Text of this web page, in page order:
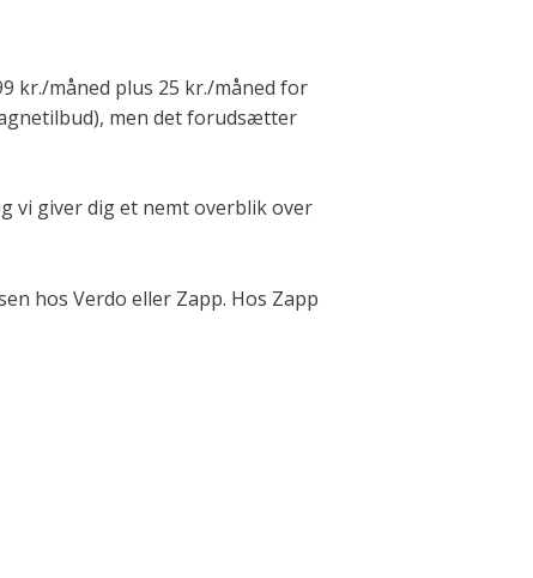
kr./måned plus 25 kr./måned for
men det forudsætter
vi giver dig et nemt overblik over
hos Verdo eller Zapp. Hos Zapp